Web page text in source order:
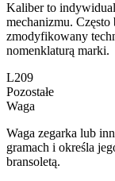
Kaliber to
mechanizmu. Często
zmodyfikowany
nomenklaturą marki.
L209
Pozostałe
Waga
Waga zegarka lub
gramach i określa
bransoletą.